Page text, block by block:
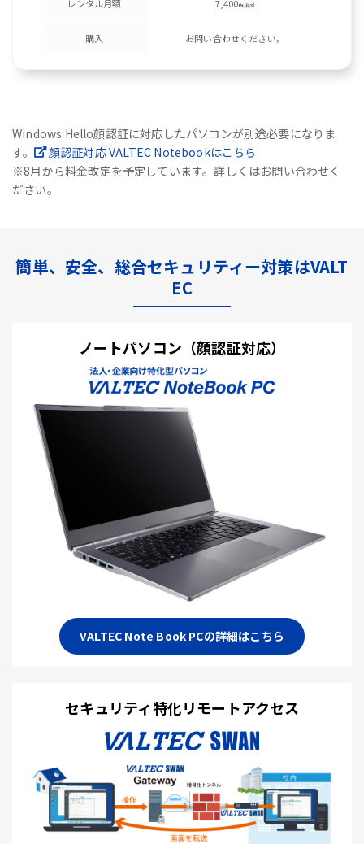
レンタル月額 7,400円/税別
購入 お問い合わせください。
Windows Hello顔認証に対応したパソコンが別途必要になりま
す。
顔認証対応 VALTEC Notebookはこちら
※8月から料金改定を予定しています。詳しくはお問い合わせく
ださい。
簡単、安全、総合セキュリティー対策はVALT
EC
ノートパソコン（顔認証対応）
VALTEC Note Book PCの詳細はこちら
セキュリティ特化リモートアクセス